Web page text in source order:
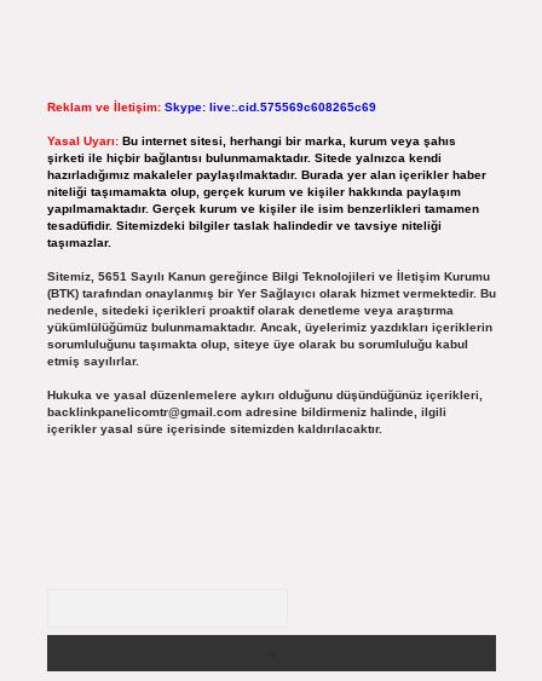
Reklam ve İletişim: Skype: live:.cid.575569c608265c69
Yasal Uyarı: Bu internet sitesi, herhangi bir marka, kurum veya şahıs
şirketi ile hiçbir bağlantısı bulunmamaktadır. Sitede yalnızca kendi
hazırladığımız makaleler paylaşılmaktadır. Burada yer alan içerikler haber
niteliği taşımamakta olup, gerçek kurum ve kişiler hakkında paylaşım
yapılmamaktadır. Gerçek kurum ve kişiler ile isim benzerlikleri tamamen
tesadüfidir. Sitemizdeki bilgiler taslak halindedir ve tavsiye niteliği
taşımazlar.
Sitemiz, 5651 Sayılı Kanun gereğince Bilgi Teknolojileri ve İletişim Kurumu
(BTK) tarafından onaylanmış bir Yer Sağlayıcı olarak hizmet vermektedir. Bu
nedenle, sitedeki içerikleri proaktif olarak denetleme veya araştırma
yükümlülüğümüz bulunmamaktadır. Ancak, üyelerimiz yazdıkları içeriklerin
sorumluluğunu taşımakta olup, siteye üye olarak bu sorumluluğu kabul
etmiş sayılırlar.
Hukuka ve yasal düzenlemelere aykırı olduğunu düşündüğünüz içerikleri,
backlinkpanelicomtr@gmail.comadresine bildirmeniz halinde, ilgili
içerikler yasal süre içerisinde sitemizden kaldırılacaktır.